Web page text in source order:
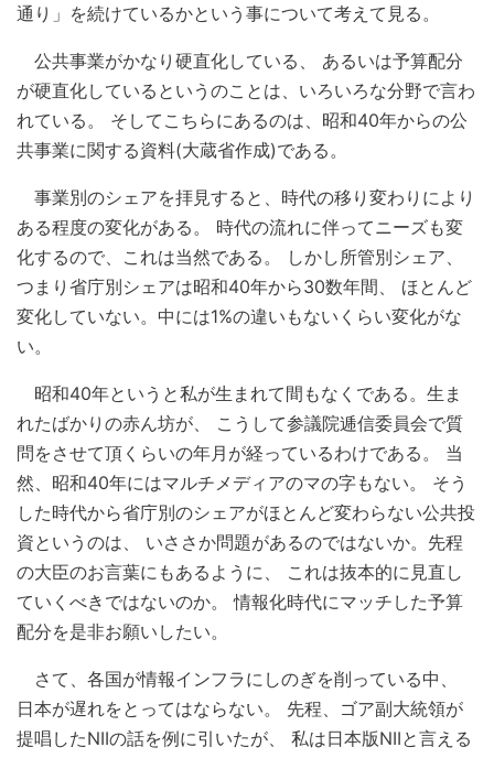
通り」を続けているかという事について考えて見る。
公共事業がかなり硬直化している、 あるいは予算配分
が硬直化しているというのことは、いろいろな分野で言わ
れている。 そしてこちらにあるのは、昭和40年からの公
共事業に関する資料(大蔵省作成)である。
事業別のシェアを拝見すると、時代の移り変わりにより
ある程度の変化がある。 時代の流れに伴ってニーズも変
化するので、これは当然である。 しかし所管別シェア、
つまり省庁別シェアは昭和40年から30数年間、 ほとんど
変化していない。中には1%の違いもないくらい変化がな
い。
昭和40年というと私が生まれて間もなくである。生ま
れたばかりの赤ん坊が、 こうして参議院逓信委員会で質
問をさせて頂くらいの年月が経っているわけである。 当
然、昭和40年にはマルチメディアのマの字もない。 そう
した時代から省庁別のシェアがほとんど変わらない公共投
資というのは、 いささか問題があるのではないか。先程
の大臣のお言葉にもあるように、 これは抜本的に見直し
ていくべきではないのか。 情報化時代にマッチした予算
配分を是非お願いしたい。
さて、各国が情報インフラにしのぎを削っている中、
日本が遅れをとってはならない。 先程、ゴア副大統領が
提唱したNIIの話を例に引いたが、 私は日本版NIIと言える